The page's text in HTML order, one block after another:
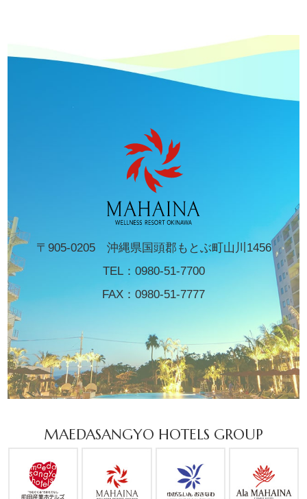
〒905-0205 沖縄県国頭郡もとぶ町山川1456
TEL： 0980-51-7700
FAX：0980-51-7777
MAEDASANGYO HOTELS GROUP